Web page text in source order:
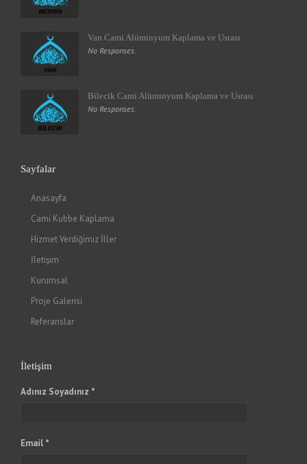
Van Cami Alüminyum Kaplama ve Ustası
No Responses.
Bilecik Cami Alüminyum Kaplama ve Ustası
No Responses.
Sayfalar
Anasayfa
Cami Kubbe Kaplama
Hizmet Verdiğimiz İller
İletişim
Kurumsal
Proje Galerisi
Referanslar
İletişim
Adınız Soyadınız *
Email *